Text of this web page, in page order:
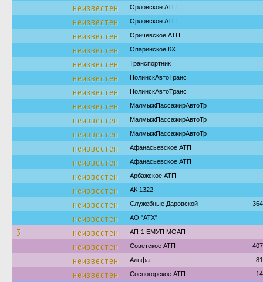
неизвестен Орловское АТП
неизвестен Орловское АТП
неизвестен Оричевское АТП
неизвестен Опаринское КХ
неизвестен Транспортник
неизвестен НолинскАвтоТранс
неизвестен НолинскАвтоТранс
неизвестен МалмыжПассажирАвтоТр
неизвестен МалмыжПассажирАвтоТр
неизвестен МалмыжПассажирАвтоТр
неизвестен Афанасьевское АТП
неизвестен Афанасьевское АТП
неизвестен Арбажское АТП
неизвестен АК 1322
неизвестен Служебные Даровской
неизвестен АО "АТХ"
3 неизвестен АП-1 ЕМУП МОАП
неизвестен Советское АТП
неизвестен Альфа
неизвестен Сосногорское АТП